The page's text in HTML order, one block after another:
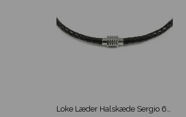
Loke Læder Halskæde Sergio 6mm